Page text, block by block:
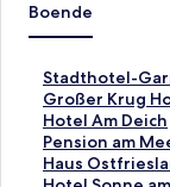
Boende
Stadthotel-
L
ä
n
k
t
Großer Krug
L
ä
n
k
Hotel Am Deich
L
ä
n
Pension am
L
ä
Haus
L